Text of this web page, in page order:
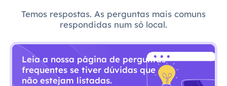
Temos respostas. As perguntas mais comuns
respondidas num só local.
Leia a nossa página de perguntas
frequentes se tiver dúvidas que
não estejam listadas.